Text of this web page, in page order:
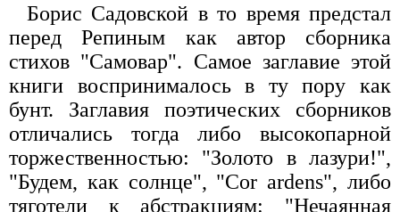
Борис Садовской в то время предстал
перед Репиным как автор сборника
стихов "Самовар". Самое заглавие этой
книги воспринималось в ту пору как
бунт. Заглавия поэтических сборников
отличались тогда либо высокопарной
торжественностью: "Золото в лазури!",
"Будем, как солнце", "Cor ardens", либо
тяготели к абстракциям: "Нечаянная